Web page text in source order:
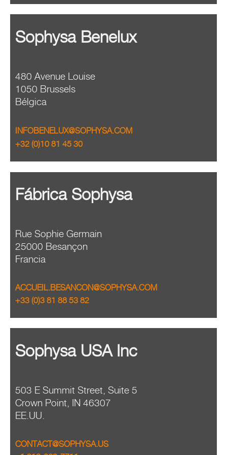
Sophysa Benelux
480 Avenue Louise
1050 Brussels
Bélgica
INFOBENELUX@SOPHYSA.COM
+32 (0)10 81 45 30
Fábrica Sophysa
Rue Sophie Germain
25000 Besançon
Francia
ACCUEIL.BESANCON@SOPHYSA.COM
+33 (0)3 81 88 53 82
Sophysa USA Inc
503 E Summit Street, Suite 5
Crown Point, IN 46307
EE.UU.
CONTACT@SOPHYSA.US